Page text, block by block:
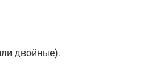
двойные).